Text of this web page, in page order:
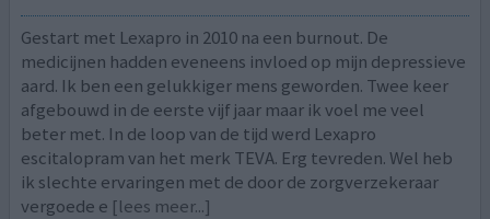
Gestart met Lexapro in 2010 na een burnout. De
medicijnen hadden eveneens invloed op mijn depressieve
aard. Ik ben een gelukkiger mens geworden. Twee keer
afgebouwd in de eerste vijf jaar maar ik voel me veel
beter met. In de loop van de tijd werd Lexapro
escitalopram van het merk TEVA. Erg tevreden. Wel heb
ik slechte ervaringen met de door de zorgverzekeraar
vergoede e [lees meer...]